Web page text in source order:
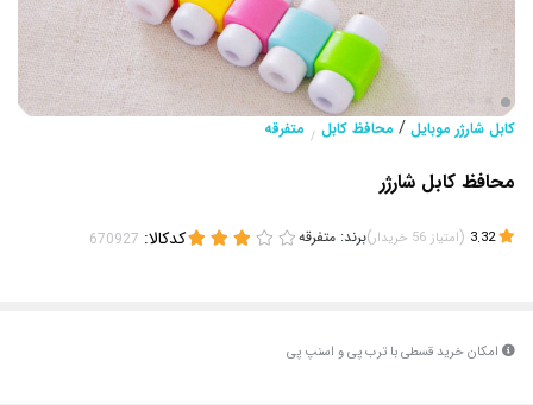
کابل شارژر موبایل / محافظ کابل / متفرقه
محافظ کابل شارژر
3.32
(امتیاز 56 خریدار)برند: متفرقه کدکالا:
امکان خرید قسطی با ترب پی و اسنپ پی